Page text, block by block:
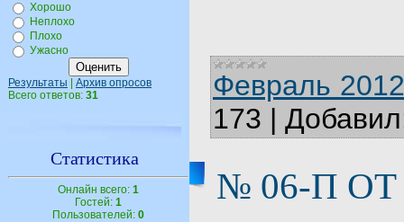
Хорошо
Неплохо
Плохо
Ужасно
Результаты
Архив опросов
Всего ответов: 31
Статистика
Онлайн всего: 1
Гостей: 1
Пользователей: 0
Февраль
173 |
№ 06-П ОТ